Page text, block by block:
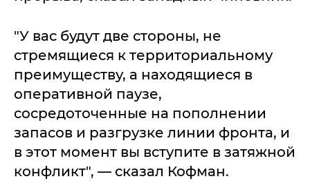
"У вас будут две стороны, не
стремящиеся к территориальному
преимуществу, а находящиеся в
оперативной паузе,
сосредоточенные на пополнении
запасов и разгрузке линии фронта, и
в этот момент вы вступите в затяжной
конфликт", — сказал Кофман.